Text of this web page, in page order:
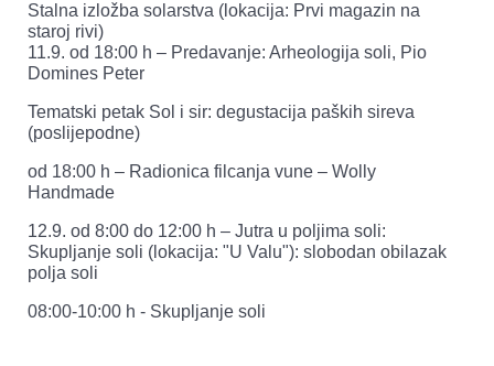
Stalna izložba solarstva (lokacija: Prvi magazin na
staroj rivi)
11.9. od 18:00 h – Predavanje: Arheologija soli, Pio
Domines Peter
Tematski petak Sol i sir: degustacija paških sireva
(poslijepodne)
od 18:00 h – Radionica filcanja vune – Wolly
Handmade
12.9. od 8:00 do 12:00 h – Jutra u poljima soli:
Skupljanje soli (lokacija: "U Valu"): slobodan obilazak
polja soli
08:00-10:00 h - Skupljanje soli